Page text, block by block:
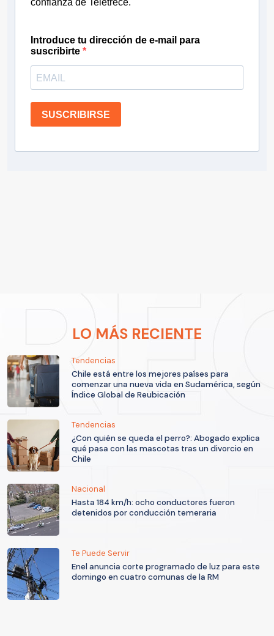
confianza de Teletrece.
Introduce tu dirección de e-mail para
suscribirte
SUSCRIBIRSE
LO MÁS RECIENTE
Tendencias
Chile está entre los mejores países para
comenzar una nueva vida en Sudamérica, según
Índice Global de Reubicación
Tendencias
¿Con quién se queda el perro?: Abogado explica
qué pasa con las mascotas tras un divorcio en
Chile
Nacional
Hasta 184 km/h: ocho conductores fueron
detenidos por conducción temeraria
Te Puede Servir
Enel anuncia corte programado de luz para este
domingo en cuatro comunas de la RM